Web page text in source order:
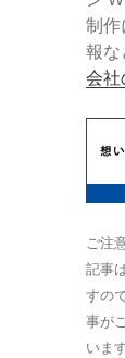
制作
報な
会社
ご注
記事
すの
事が
います